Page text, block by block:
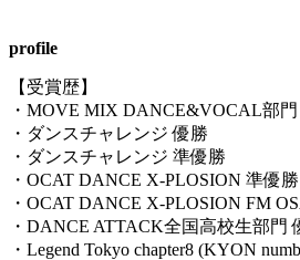
profile
【受賞歴】
・MOVE MIX DANCE&VOCAL部
・ダンスチャレンジ 優勝
・ダンスチャレンジ 準優勝
・OCAT DANCE X-PLOSION 準優勝
・OCAT DANCE X-PLOSION FM
・DANCE ATTACK全国高校生部門
・Legend Tokyo chapter8 (KYON